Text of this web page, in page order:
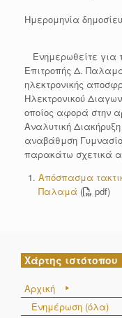
Ημερομηνία
Ενημερωθείτε για
Επιτροπής Δ.
ηλεκτρονικής
Ηλεκτρονικού
οποίος αφορά στην
Αναλυτική
αναβάθμση
παρακάτω σχετικά
Απόσπασμα
Παλαμά ( pdf)
Χάρτης ιστότοπου
Αρχική
Ενημέρωση (όλα)